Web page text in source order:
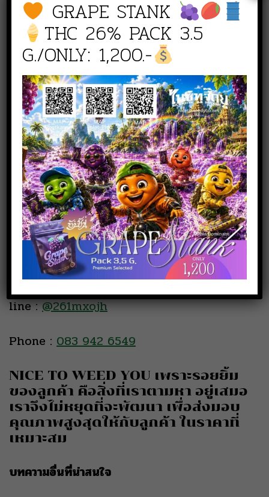
สั่งซื้อสินค้า
NICE TO WEED YOU สาขา
เพชรเกษม
line :@nicetoweedyou
Phone :080 519 5144
NICE TO WEED YOU สาขาตลาดพลู
line :@261mxojh
Phone : 083 942 6549
NICE TO WEED YOU เพราะรอยยิ้ม
ของลูกค้า คือสิ่งที่เราตามหา อยู่เสมอ
เราจึงไม่หยุดที่จะพัฒนา เพื่อส่งมอบ
คุณภาพสูงสุดให้กับลูกค้า ในราคาที่
เหมาะสม
บทความอื่นที่น่าสนใจ
GRAPE STANK
THC 26% PACK 3.5
G./ONLY: 1,200.-